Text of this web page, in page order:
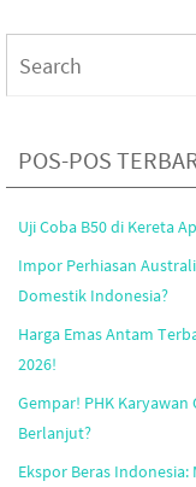
POS-POS
Uji Coba B50 di Kereta
Impor Perhiasan
Domestik Indonesia?
Harga Emas Antam
2026!
Gempar! PHK Karyawan
Berlanjut?
Ekspor Beras